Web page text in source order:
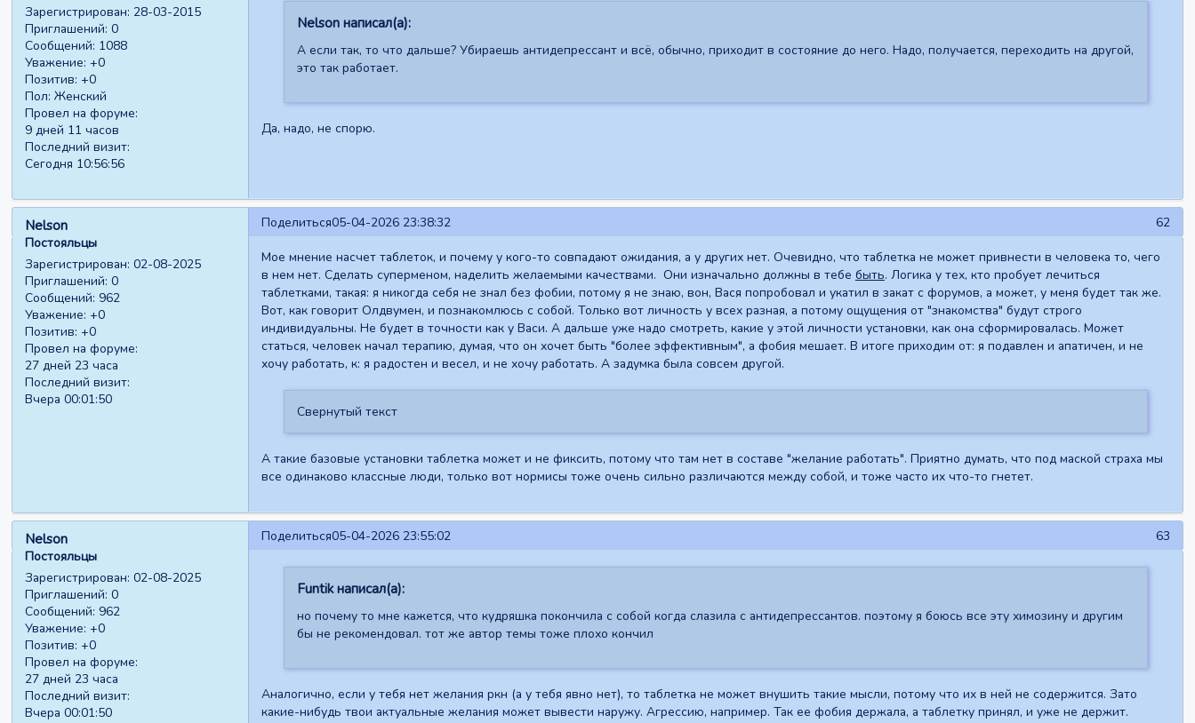
Зарегистрирован: 28-03-2015
Приглашений: 0
Сообщений: 1088
Уважение: +0
Позитив: +0
Пол: Женский
Провел на форуме:
9 дней 11 часов
Последний визит:
Сегодня 10:56:56
Nelson написал(а):
А если так, то что дальше? Убираешь антидепрессант и всё, обычно, приходит в состояние до него. Надо, получается, переходить на другой,
это так работает.
Да, надо, не спорю.
Поделиться 62
05-04-2026 23:38:32
Nelson
Постояльцы
Зарегистрирован: 02-08-2025
Приглашений: 0
Сообщений: 962
Уважение: +0
Позитив: +0
Провел на форуме:
27 дней 23 часа
Последний визит:
Вчера 00:01:50
Мое мнение насчет таблеток, и почему у кого-то совпадают ожидания, а у других нет. Очевидно, что таблетка не может привнести в человека то, чего
в нем нет. Сделать суперменом, наделить желаемыми качествами. Они изначально должны в тебе быть. Логика у тех, кто пробует лечиться
таблетками, такая: я никогда себя не знал без фобии, потому я не знаю, вон, Вася попробовал и укатил в закат с форумов, а может, у меня будет так же.
Вот, как говорит Олдвумен, и познакомлюсь с собой. Только вот личность у всех разная, а потому ощущения от "знакомства" будут строго
индивидуальны. Не будет в точности как у Васи. А дальше уже надо смотреть, какие у этой личности установки, как она сформировалась. Может
статься, человек начал терапию, думая, что он хочет быть "более эффективным", а фобия мешает. В итоге приходим от: я подавлен и апатичен, и не
хочу работать, к: я радостен и весел, и не хочу работать. А задумка была совсем другой.
Свернутый текст
А такие базовые установки таблетка может и не фиксить, потому что там нет в составе "желание работать". Приятно думать, что под маской страха мы
все одинаково классные люди, только вот нормисы тоже очень сильно различаются между собой, и тоже часто их что-то гнетет.
Поделиться 63
05-04-2026 23:55:02
Nelson
Постояльцы
Зарегистрирован: 02-08-2025
Приглашений: 0
Сообщений: 962
Уважение: +0
Позитив: +0
Провел на форуме:
27 дней 23 часа
Последний визит:
Вчера 00:01:50
Funtik написал(а):
но почему то мне кажется, что кудряшка покончила с собой когда слазила с антидепрессантов. поэтому я боюсь все эту химозину и другим
бы не рекомендовал. тот же автор темы тоже плохо кончил
Аналогично, если у тебя нет желания ркн (а у тебя явно нет), то таблетка не может внушить такие мысли, потому что их в ней не содержится. Зато
какие-нибудь твои актуальные желания может вывести наружу. Агрессию, например. Так ее фобия держала, а таблетку принял, и уже не держит.